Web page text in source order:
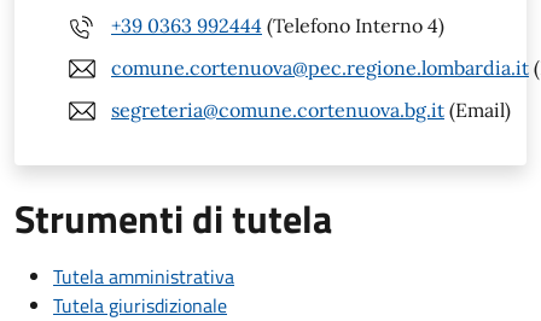
+39 0363 992444 (Telefono Interno 4)
comune.cortenuova@pec.regione.lombardia.it
segreteria@comune.cortenuova.bg.it (Email)
Strumenti di tutela
Tutela amministrativa
Tutela giurisdizionale